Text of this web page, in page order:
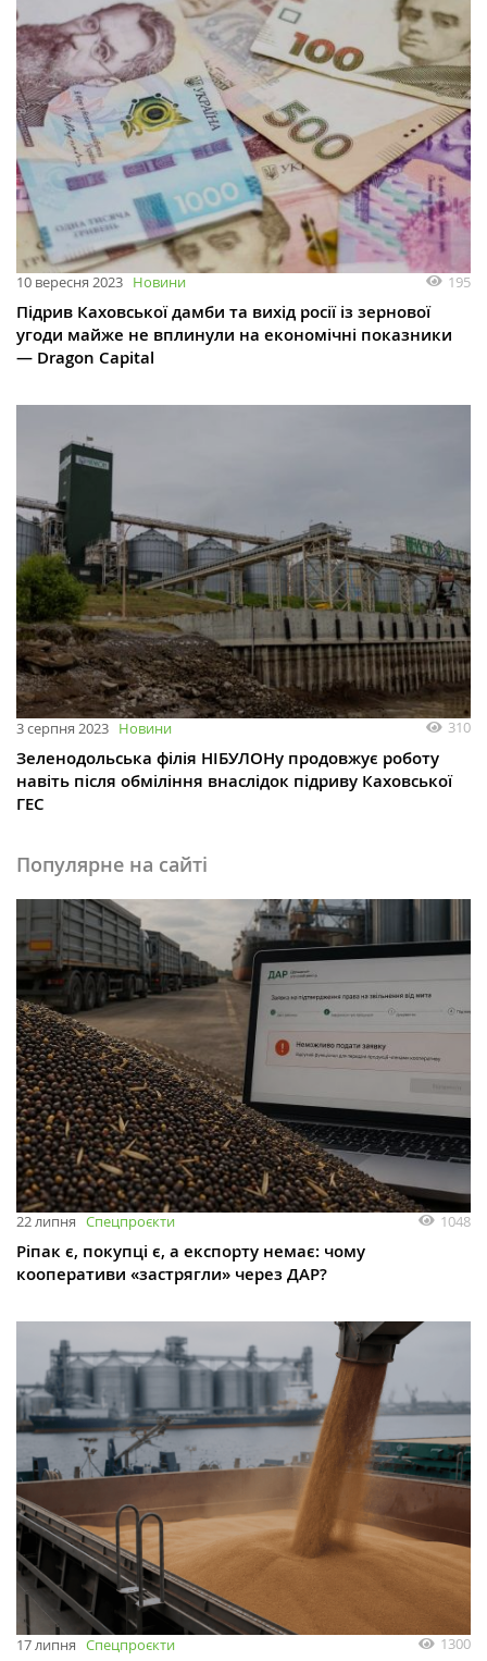
10 вересня 2023 Новини 195
Підрив Каховської дамби та вихід росії із зернової
угоди майже не вплинули на економічні показники
— Dragon Capital
3 серпня 2023 Новини 310
Зеленодольська філія НІБУЛОНу продовжує роботу
навіть після обміління внаслідок підриву Каховської
ГЕС
Популярне на сайті
22 липня Спецпроєкти 1048
Ріпак є, покупці є, а експорту немає: чому
кооперативи «застрягли» через ДАР?
17 липня Спецпроєкти 1300